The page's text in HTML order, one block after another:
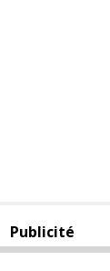
Publicité